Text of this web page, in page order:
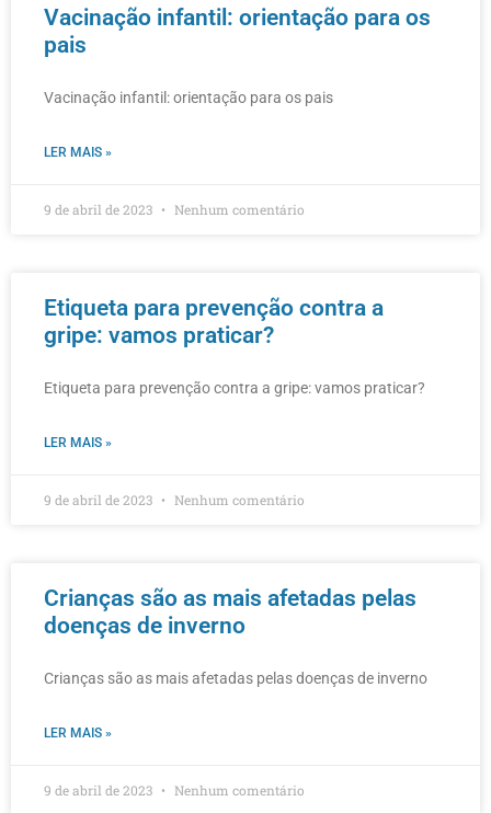
Vacinação infantil: orientação para os
pais
Vacinação infantil: orientação para os pais
LER MAIS »
9 de abril de 2023 Nenhum comentário
Etiqueta para prevenção contra a
gripe: vamos praticar?
Etiqueta para prevenção contra a gripe: vamos praticar?
LER MAIS »
9 de abril de 2023 Nenhum comentário
Crianças são as mais afetadas pelas
doenças de inverno
Crianças são as mais afetadas pelas doenças de inverno
LER MAIS »
9 de abril de 2023 Nenhum comentário